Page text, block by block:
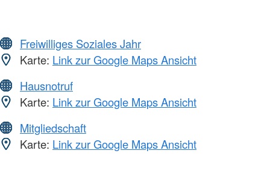
Freiwilliges Soziales Jahr
Karte: Link zur Google Maps Ansicht
Hausnotruf
Karte: Link zur Google Maps Ansicht
Mitgliedschaft
Karte: Link zur Google Maps Ansicht